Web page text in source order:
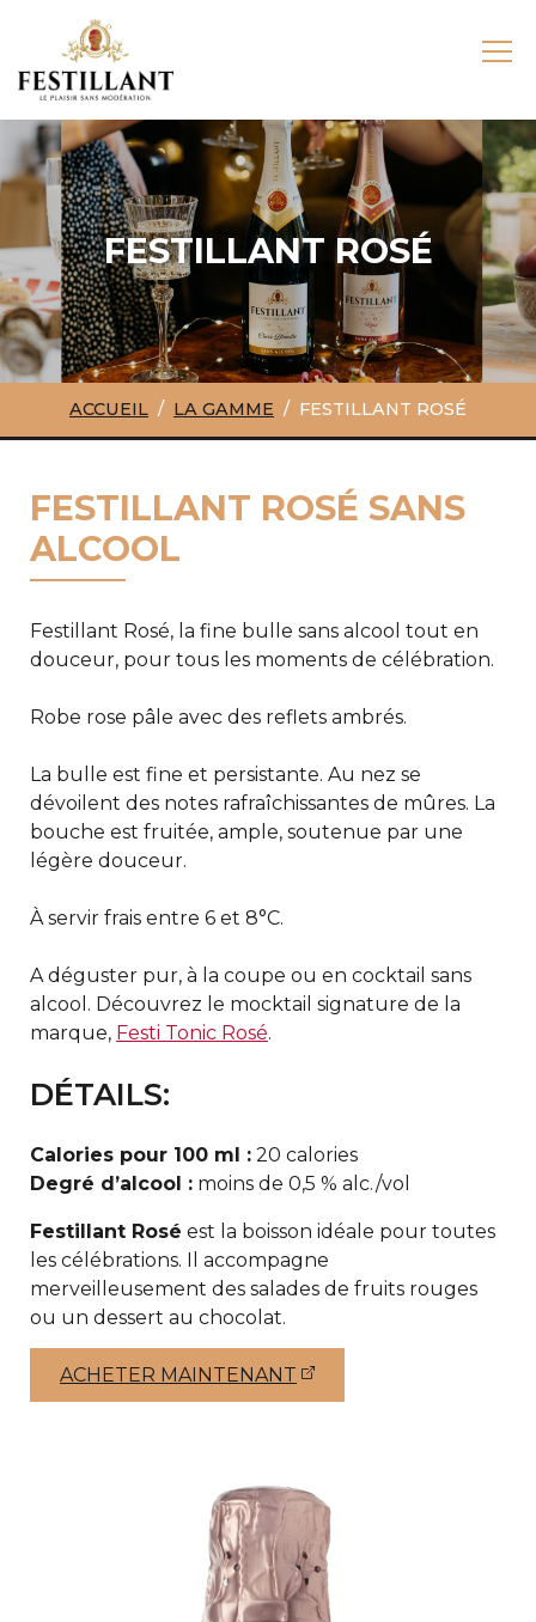
FESTILLANT ROSÉ
ACCUEIL LA GAMME FESTILLANT ROSÉ
FESTILLANT ROSÉ SANS
ALCOOL
Festillant Rosé, la fine bulle sans alcool tout en
douceur, pour tous les moments de célébration.
Robe rose pâle avec des reflets ambrés.
La bulle est fine et persistante. Au nez se
dévoilent des notes rafraîchissantes de mûres. La
bouche est fruitée, ample, soutenue par une
légère douceur.
À servir frais entre 6 et 8°C.
A déguster pur, à la coupe ou en cocktail sans
alcool. Découvrez le mocktail signature de la
marque, Festi Tonic Rosé.
DÉTAILS:
Calories pour 100 ml : 20 calories
Degré d’alcool : moins de 0,5 % alc./vol
Festillant Rosé est la boisson idéale pour toutes
les célébrations. Il accompagne
merveilleusement des salades de fruits rouges
ou un dessert au chocolat.
ACHETER MAINTENANT